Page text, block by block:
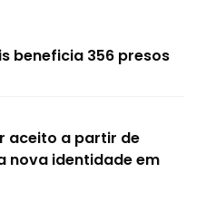
beneficia 356 presos
aceito a partir de
nova identidade em